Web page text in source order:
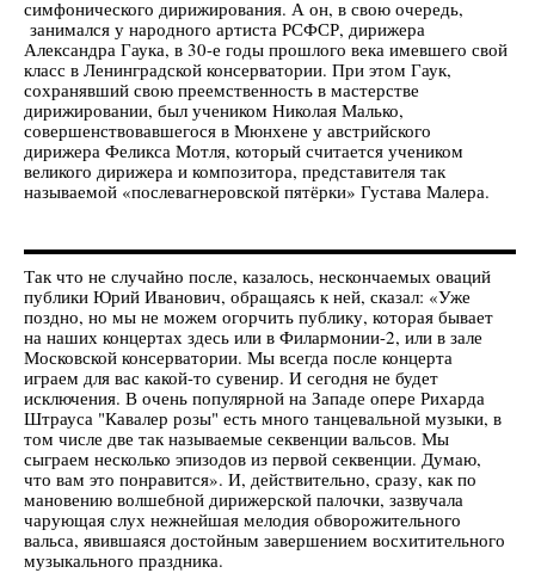
симфонического дирижирования. А он, в свою очередь,
занимался у народного артиста РСФСР, дирижера
Александра Гаука, в 30-е годы прошлого века имевшего свой
класс в Ленинградской консерватории. При этом Гаук,
сохранявший свою преемственность в мастерстве
дирижировании, был учеником Николая Малько,
совершенствовавшегося в Мюнхене у австрийского
дирижера Феликса Мотля, который считается учеником
великого дирижера и композитора, представителя так
называемой «послевагнеровской пятёрки» Густава Малера.
Так что не случайно после, казалось, нескончаемых оваций
публики Юрий Иванович, обращаясь к ней, сказал: «Уже
поздно, но мы не можем огорчить публику, которая бывает
на наших концертах здесь или в Филармонии-2, или в зале
Московской консерватории. Мы всегда после концерта
играем для вас какой-то сувенир. И сегодня не будет
исключения. В очень популярной на Западе опере Рихарда
Штрауса "Кавалер розы" есть много танцевальной музыки, в
том числе две так называемые секвенции вальсов. Мы
сыграем несколько эпизодов из первой секвенции. Думаю,
что вам это понравится». И, действительно, сразу, как по
мановению волшебной дирижерской палочки, зазвучала
чарующая слух нежнейшая мелодия обворожительного
вальса, явившаяся достойным завершением восхитительного
музыкального праздника.